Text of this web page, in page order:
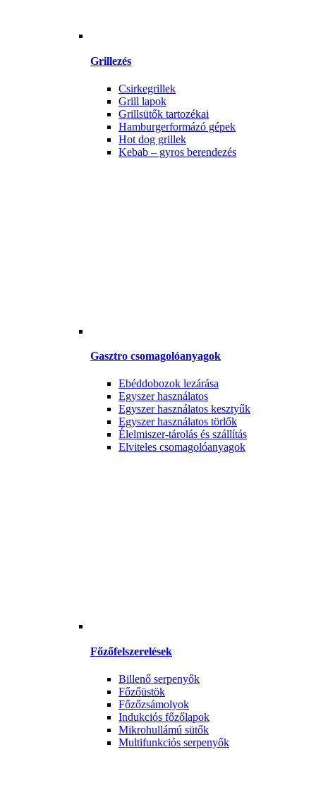
Grillezés
Csirkegrillek
Grill lapok
Grillsütők tartozékai
Hamburgerformázó gépek
Hot dog grillek
Kebab – gyros berendezés
Gasztro csomagolóanyagok
Ebéddobozok lezárása
Egyszer használatos
Egyszer használatos kesztyűk
Egyszer használatos törlők
Élelmiszer-tárolás és szállítás
Elviteles csomagolóanyagok
Főzőfelszerelések
Billenő serpenyők
Főzőüstök
Főzőzsámolyok
Indukciós főzőlapok
Mikrohullámú sütők
Multifunkciós serpenyők